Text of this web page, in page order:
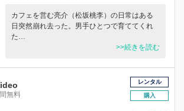
カフェを営む亮介（松坂桃李）の日常はある
日突然崩れ去った。男手ひとつで育ててくれ
た…
>>続きを読む
無料
レンタル
購入